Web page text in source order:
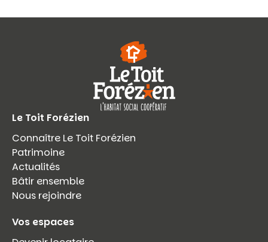
Le Toit Forézien
Connaître Le Toit Forézien
Patrimoine
Actualités
Bâtir ensemble
Nous rejoindre
Vos espaces